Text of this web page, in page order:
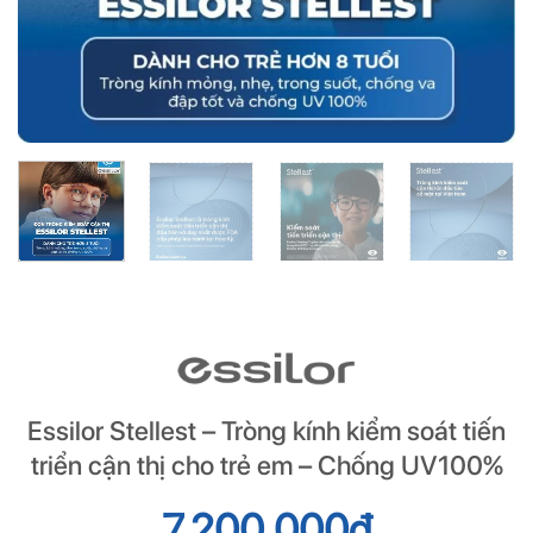
Essilor Stellest – Tròng kính kiểm soát tiến
triển cận thị cho trẻ em – Chống UV100%